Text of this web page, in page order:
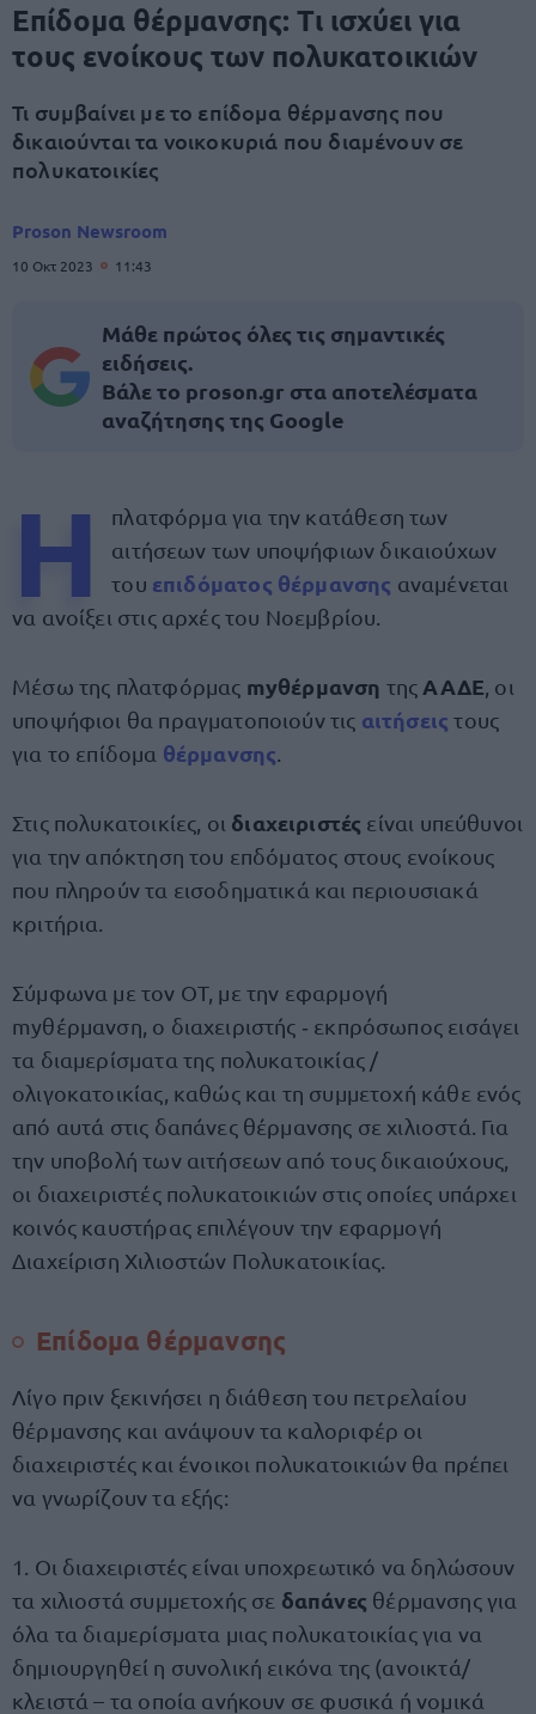
Επίδομα θέρμανσης: Τι ισχύει για
τους ενοίκους των πολυκατοικιών
Τι συμβαίνει με το επίδομα θέρμανσης που
δικαιούνται τα νοικοκυριά που διαμένουν σε
πολυκατοικίες
Proson Newsroom
10 Οκτ 2023 11:43
Μάθε πρώτος όλες τις σημαντικές
ειδήσεις.
Βάλε το proson.gr στα αποτελέσματα
αναζήτησης της Google
Η
πλατφόρμα για την κατάθεση των
αιτήσεων των υποψήφιων δικαιούχων
του επιδόματος θέρμανσης αναμένεται
να ανοίξει στις αρχές του Νοεμβρίου.
Μέσω της πλατφόρμας myθέρμανση της ΑΑΔΕ , οι
υποψήφιοι θα πραγματοποιούν τις αιτήσειςτους
για το επίδομα θέρμανσης
Στις πολυκατοικίες, οι διαχειριστές είναι υπεύθυνοι
για την απόκτηση του επδόματος στους ενοίκους
που πληρούν τα εισοδηματικά και περιουσιακά
κριτήρια.
Σύμφωνα με τον ΟΤ, με την εφαρμογή
myθέρμανση, ο διαχειριστής ‐ εκπρόσωπος εισάγει
τα διαμερίσματα της πολυκατοικίας /
ολιγοκατοικίας, καθώς και τη συμμετοχή κάθε ενός
από αυτά στις δαπάνες θέρμανσης σε χιλιοστά. Για
την υποβολή των αιτήσεων από τους δικαιούχους,
οι διαχειριστές πολυκατοικιών στις οποίες υπάρχει
κοινός καυστήρας επιλέγουν την εφαρμογή
Διαχείριση Χιλιοστών Πολυκατοικίας.
Επίδομα θέρμανσης
Λίγο πριν ξεκινήσει η διάθεση του πετρελαίου
θέρμανσης και ανάψουν τα καλοριφέρ οι
διαχειριστές και ένοικοι πολυκατοικιών θα πρέπει
να γνωρίζουν τα εξής:
1. Οι διαχειριστές είναι υποχρεωτικό να δηλώσουν
τα χιλιοστά συμμετοχής σε δαπάνες θέρμανσης για
όλα τα διαμερίσματα μιας πολυκατοικίας για να
δημιουργηθεί η συνολική εικόνα της (ανοικτά/
κλειστά – τα οποία ανήκουν σε φυσικά ή νομικά